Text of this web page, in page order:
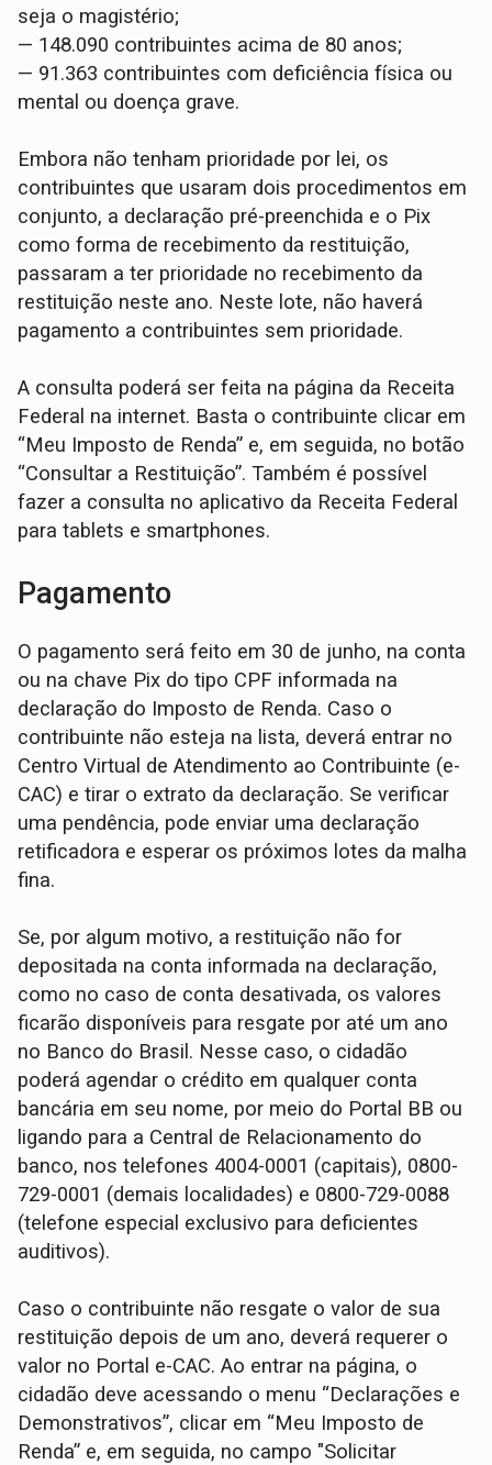
seja o magistério;
— 148.090 contribuintes acima de 80 anos;
— 91.363 contribuintes com deficiência física ou
mental ou doença grave.
Embora não tenham prioridade por lei, os
contribuintes que usaram dois procedimentos em
conjunto, a declaração pré-preenchida e o Pix
como forma de recebimento da restituição,
passaram a ter prioridade no recebimento da
restituição neste ano. Neste lote, não haverá
pagamento a contribuintes sem prioridade.
A consulta poderá ser feita na página da Receita
Federal na internet. Basta o contribuinte clicar em
“Meu Imposto de Renda” e, em seguida, no botão
“Consultar a Restituição”. Também é possível
fazer a consulta no aplicativo da Receita Federal
para tablets e smartphones.
Pagamento
O pagamento será feito em 30 de junho, na conta
ou na chave Pix do tipo CPF informada na
declaração do Imposto de Renda. Caso o
contribuinte não esteja na lista, deverá entrar no
Centro Virtual de Atendimento ao Contribuinte (e-
CAC) e tirar o extrato da declaração. Se verificar
uma pendência, pode enviar uma declaração
retificadora e esperar os próximos lotes da malha
fina.
Se, por algum motivo, a restituição não for
depositada na conta informada na declaração,
como no caso de conta desativada, os valores
ficarão disponíveis para resgate por até um ano
no Banco do Brasil. Nesse caso, o cidadão
poderá agendar o crédito em qualquer conta
bancária em seu nome, por meio do Portal BB ou
ligando para a Central de Relacionamento do
banco, nos telefones 4004-0001 (capitais), 0800-
729-0001 (demais localidades) e 0800-729-0088
(telefone especial exclusivo para deficientes
auditivos).
Caso o contribuinte não resgate o valor de sua
restituição depois de um ano, deverá requerer o
valor no Portal e-CAC. Ao entrar na página, o
cidadão deve acessando o menu “Declarações e
Demonstrativos”, clicar em “Meu Imposto de
Renda” e, em seguida, no campo "Solicitar